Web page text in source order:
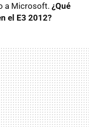
a Microsoft. ¿Qué
el E3 2012?